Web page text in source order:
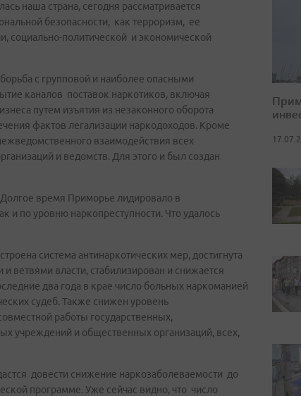
наша страна, сегодня рассматривается
безопасности, как терроризм, ее
социально-политической и экономической
с групповой и наиболее опасными
каналов поставок наркотиков, включая
путем изъятия из незаконного оборота
фактов легализации наркодоходов. Кроме
взаимодействия всех
и ведомств. Для этого и был создан
время Приморье лидировало в
и по уровню наркопреступности. Что удалось
система антинаркотических мер, достигнута
ветвями власти, стабилизирован и снижается
два года в крае число больных наркоманией
судеб. Также снижен уровень
работы государственных,
учреждений и общественных организаций, всех,
довести снижение наркозаболеваемости до
программе. Уже сейчас видно, что число